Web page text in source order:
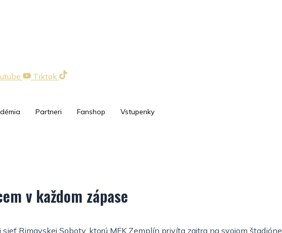
Tiktok
Partneri Fanshop Vstupenky
v každom zápase
Rimavskej Soboty, ktorú MFK Zemplín privíta zajtra na svojom štadióne.